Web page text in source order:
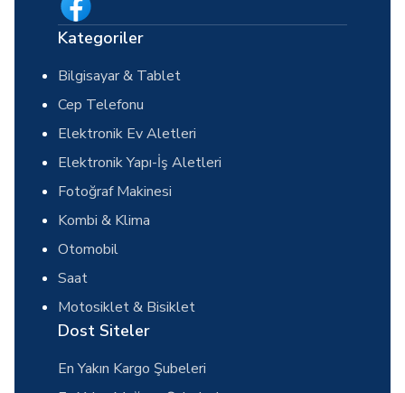
Kategoriler
Bilgisayar & Tablet
Cep Telefonu
Elektronik Ev Aletleri
Elektronik Yapı-İş Aletleri
Fotoğraf Makinesi
Kombi & Klima
Otomobil
Saat
Motosiklet & Bisiklet
Dost Siteler
En Yakın Kargo Şubeleri